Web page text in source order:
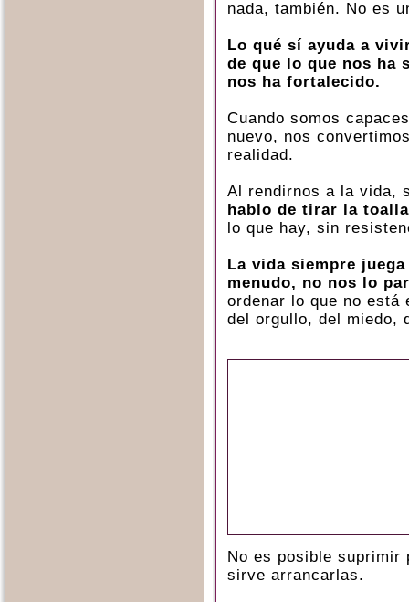
nada, también. No es
Lo qué sí ayuda a
de que lo que nos ha
nos ha fortalecido.
Cuando somos
nuevo, nos
realidad.
Al rendirnos a la vida,
hablo de tirar la
lo que hay, sin
La vida siempre
menudo, no nos lo
ordenar lo que no
del orgullo, del miedo,
No es posible suprimir
sirve arrancarlas.